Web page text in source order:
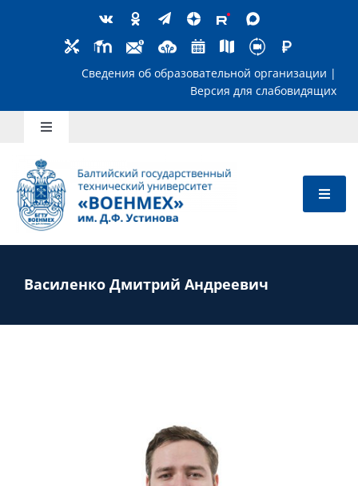
Сведения об образовательной
Toggle
Школьникам
Абитуриентам
Преподавателям
Василенко Дмитрий Андреевич